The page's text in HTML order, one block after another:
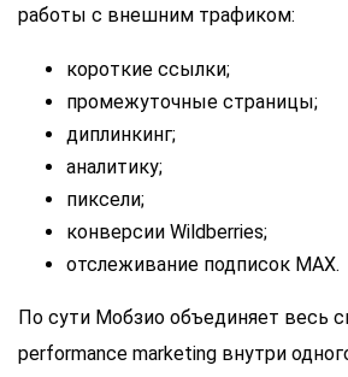
работы с внешним трафиком:
короткие ссылки;
промежуточные страницы;
диплинкинг;
аналитику;
пиксели;
конверсии Wildberries;
отслеживание подписок MAX.
По сути Мобзио объединяет весь
performance marketing внутри